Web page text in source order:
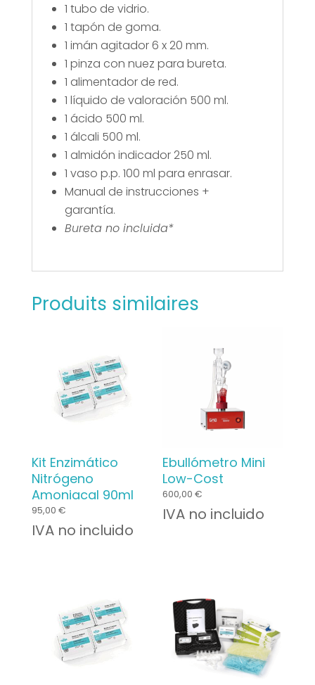
1 tubo de vidrio.
1 tapón de goma.
1 imán agitador 6 x 20 mm.
1 pinza con nuez para bureta.
1 alimentador de red.
1 líquido de valoración 500 ml.
1 ácido 500 ml.
1 álcali 500 ml.
1 almidón indicador 250 ml.
1 vaso p.p. 100 ml para enrasar.
Manual de instrucciones +
garantía.
Bureta no incluida*
Produits similaires
Kit Enzimático
Nitrógeno
Amoniacal 90ml
95,00 €
IVA no incluido
Ebullómetro Mini
Low-Cost
600,00€
IVA no incluido